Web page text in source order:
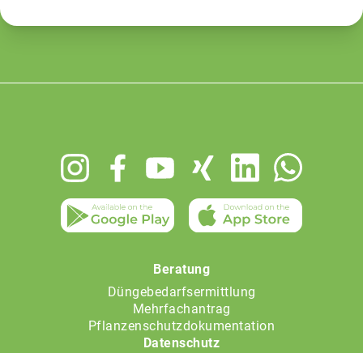
Beratung
Düngebedarfsermittlung
Mehrfachantrag
Pflanzenschutzdokumentation
Datenschutz